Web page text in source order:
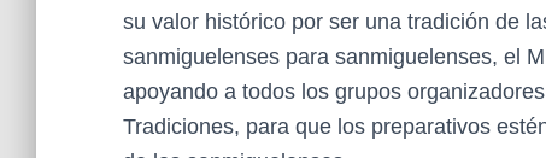
su valor histórico por ser una tradición de
sanmiguelenses para sanmiguelenses, el
apoyando a todos los grupos
Tradiciones, para que los preparativos